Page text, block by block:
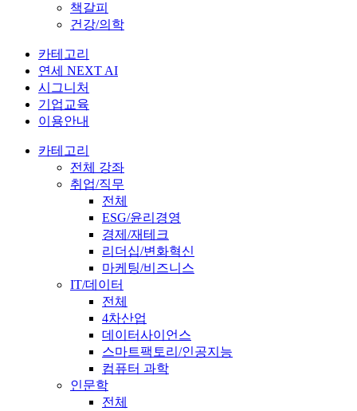
책갈피
건강/의학
카테고리
연세 NEXT AI
시그니처
기업교육
이용안내
카테고리
전체 강좌
취업/직무
전체
ESG/윤리경영
경제/재테크
리더십/변화혁신
마케팅/비즈니스
IT/데이터
전체
4차산업
데이터사이언스
스마트팩토리/인공지능
컴퓨터 과학
인문학
전체